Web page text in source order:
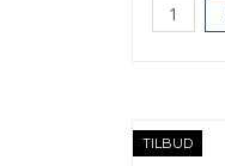
TILBUD